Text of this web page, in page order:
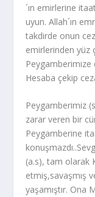
´ın emirlerine
uyun. Allah´ın
takdirde onun
emirlerinden yüz
Peygamberimize
Hesaba çekip
Peygamberimiz
zarar veren bir
Peygamberine
(a.s), tam olarak
etmiş,savaşmış
yaşamıştır. Ona